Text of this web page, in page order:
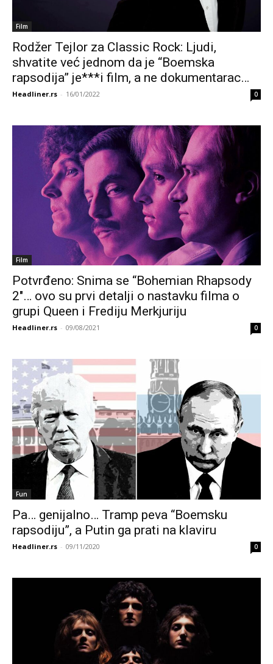
Film
Rodžer Tejlor za Classic Rock: Ljudi,
shvatite već jednom da je “Boemska
rapsodija” je***i film, a ne dokumentarac…
Headliner.rs - 16/01/2022 0
Film
Potvrđeno: Snima se “Bohemian Rhapsody
2″… ovo su prvi detalji o nastavku filma o
grupi Queen i Frediju Merkjuriju
Headliner.rs - 09/08/2021 0
Fun
Pa… genijalno… Tramp peva “Boemsku
rapsodiju”, a Putin ga prati na klaviru
Headliner.rs - 09/11/2020 0